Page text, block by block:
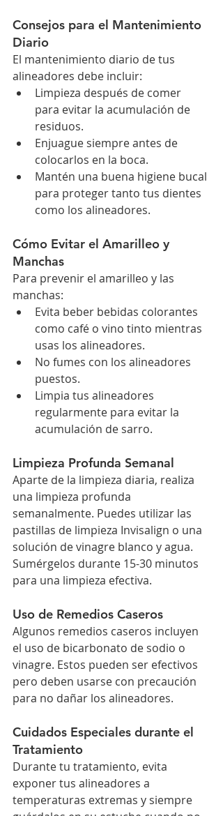
Consejos para el Mantenimiento
Diario
El mantenimiento diario de tus
alineadores debe incluir:
Limpieza después de comer
para evitar la acumulación de
residuos.
Enjuague siempre antes de
colocarlos en la boca.
Mantén una buena higiene bucal
para proteger tanto tus dientes
como los alineadores.
Cómo Evitar el Amarilleo y
Manchas
Para prevenir el amarilleo y las
manchas:
Evita beber bebidas colorantes
como café o vino tinto mientras
usas los alineadores.
No fumes con los alineadores
puestos.
Limpia tus alineadores
regularmente para evitar la
acumulación de sarro.
Limpieza Profunda Semanal
Aparte de la limpieza diaria, realiza
una limpieza profunda
semanalmente. Puedes utilizar las
pastillas de limpieza Invisalign o una
solución de vinagre blanco y agua.
Sumérgelos durante 15-30 minutos
para una limpieza efectiva.
Uso de Remedios Caseros
Algunos remedios caseros incluyen
el uso de bicarbonato de sodio o
vinagre. Estos pueden ser efectivos
pero deben usarse con precaución
para no dañar los alineadores.
Cuidados Especiales durante el
Tratamiento
Durante tu tratamiento, evita
exponer tus alineadores a
temperaturas extremas y siempre